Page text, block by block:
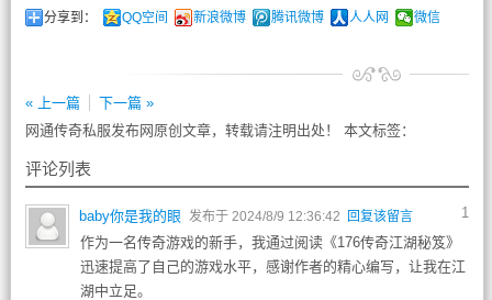
分享到： QQ空间 新浪微博 腾讯微博 人人网 微信
« 上一篇
下一篇 »
网通传奇私服发布网原创文章，转载请注明出处！ 本文标签：
评论列表
1
baby你是我的眼 发布于 2024/8/9 12:36:42 回复该留言
作为一名传奇游戏的新手，我通过阅读《176传奇江湖秘笈》
迅速提高了自己的游戏水平，感谢作者的精心编写，让我在江
湖中立足。